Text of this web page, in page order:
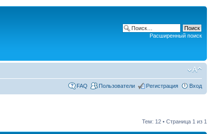
Расширенный поиск
FAQ Пользователи Регистрация Вход
Тем: 12 • Страница 1 из 1